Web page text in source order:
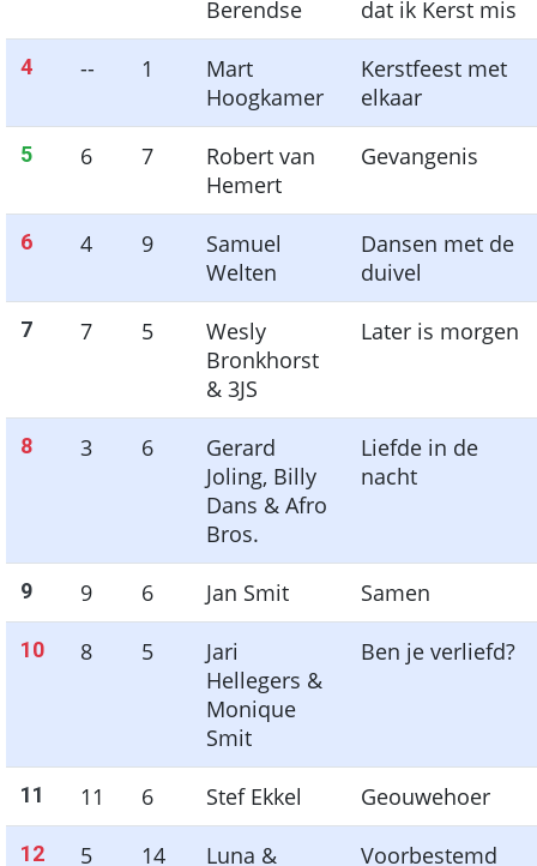
Berendse
dat ik Kerst mis
4 -- 1
Mart
Hoogkamer
Kerstfeest met
elkaar
5 6 7
Robert van
Hemert
Gevangenis
6 4 9
Samuel
Welten
Dansen met de
duivel
7 7 5
Wesly
Bronkhorst
& 3JS
Later is morgen
8 3 6
Gerard
Joling, Billy
Dans & Afro
Bros.
Liefde in de
nacht
9 9 6 Jan Smit Samen
10 8 5
Jari
Hellegers &
Monique
Smit
Ben je verliefd?
11 11 6 Stef Ekkel Geouwehoer
12 5 14
Luna &
Voorbestemd